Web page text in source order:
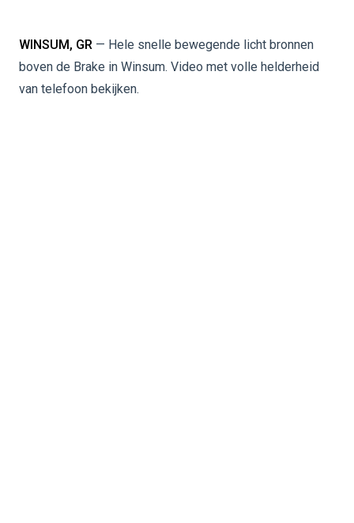
WINSUM, GR — Hele snelle bewegende licht bronnen
boven de Brake in Winsum. Video met volle helderheid
van telefoon bekijken.